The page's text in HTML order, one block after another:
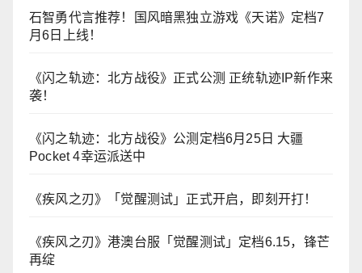
石智勇代言推荐！国风暗黑独立游戏《天诺》定档7
月6日上线！
《闪之轨迹：北方战役》正式公测 正统轨迹IP新作来
袭！
《闪之轨迹：北方战役》公测定档6月25日 大疆
Pocket 4幸运派送中
《疾风之刃》「觉醒测试」正式开启，即刻开打！
《疾风之刃》港澳台服「觉醒测试」定档6.15，锋芒
再绽